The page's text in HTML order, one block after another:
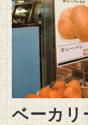
ベーカリ